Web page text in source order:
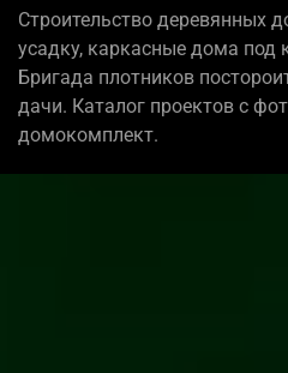
Строительство деревянных
усадку, каркасные дома
Бригада плотников
дачи. Каталог проектов с
домокомплект.